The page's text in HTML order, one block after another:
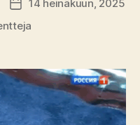
Julkaisupäivämäärä
14 heinäkuun, 2025
Macron
narsisti,
Saksa
rakentaa